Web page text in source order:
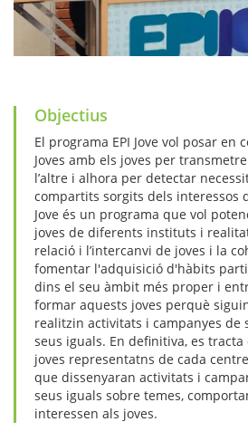
Objectius
El programa EPI Jove vol posar en
Joves amb els joves per
l’altre i alhora per detectar
compartits sorgits dels interessos
Jove és un programa que vol
joves de diferents instituts i
relació i l’intercanvi de joves i la
fomentar l'adquisició d'hàbits
dins el seu àmbit més proper i
formar aquests joves perquè
realitzin activitats i campanyes de
seus iguals. En definitiva, es
joves representatns de cada
que dissenyaran activitats i
seus iguals sobre temes,
interessen als joves.